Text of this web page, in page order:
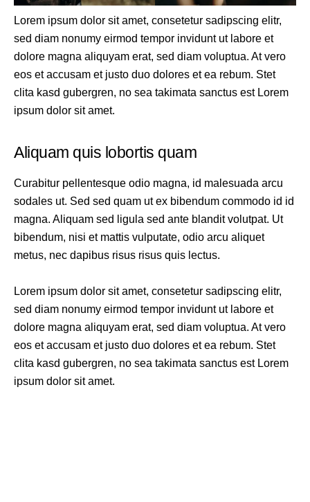
Lorem ipsum dolor sit amet, consetetur sadipscing elitr,
sed diam nonumy eirmod tempor invidunt ut labore et
dolore magna aliquyam erat, sed diam voluptua. At vero
eos et accusam et justo duo dolores et ea rebum. Stet
clita kasd gubergren, no sea takimata sanctus est Lorem
ipsum dolor sit amet.
Aliquam quis lobortis quam
Curabitur pellentesque odio magna, id malesuada arcu
sodales ut. Sed sed quam ut ex bibendum commodo id id
magna. Aliquam sed ligula sed ante blandit volutpat. Ut
bibendum, nisi et mattis vulputate, odio arcu aliquet
metus, nec dapibus risus risus quis lectus.
Lorem ipsum dolor sit amet, consetetur sadipscing elitr,
sed diam nonumy eirmod tempor invidunt ut labore et
dolore magna aliquyam erat, sed diam voluptua. At vero
eos et accusam et justo duo dolores et ea rebum. Stet
clita kasd gubergren, no sea takimata sanctus est Lorem
ipsum dolor sit amet.